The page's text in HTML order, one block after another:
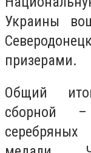
Украины
призерами.
Общий
сборной